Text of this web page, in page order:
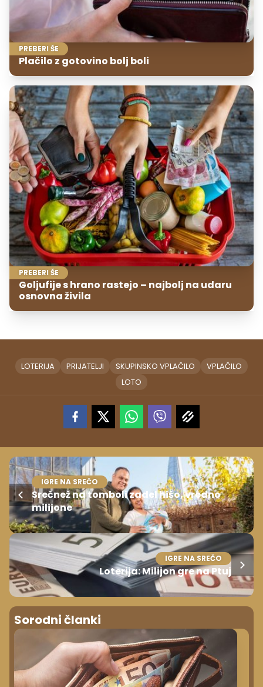
PREBERI ŠE
Plačilo z gotovino bolj boli
PREBERI ŠE
Goljufije s hrano rastejo – najbolj na udaru
osnovna živila
LOTERIJA PRIJATELJI SKUPINSKO VPLAČILO
VPLAČILO
LOTO
IGRE NA SREČO
Srečnež na tomboli zadel hišo, vredno
milijone
IGRE NA SREČO
Loterija: Milijon gre na Ptuj
Sorodni članki